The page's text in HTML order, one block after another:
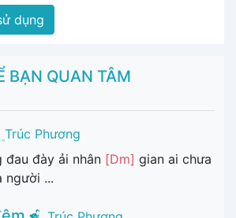
dụng
BẠN QUAN TÂM
Trúc Phương
đau đày ải nhân [Dm] gian ai chưa
người ...